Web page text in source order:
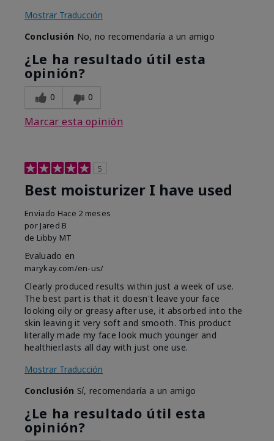
Mostrar Traducción
Conclusión No, no recomendaría a un amigo
¿Le ha resultado útil esta
opinión?
0 0
Marcar esta opinión
5
Best moisturizer I have used
Enviado Hace 2 meses
por Jared B
de Libby MT
Evaluado en
marykay.com/en-us/
Clearly produced results within just a week of use.
The best part is that it doesn't leave your face
looking oily or greasy after use, it absorbed into the
skin leaving it very soft and smooth. This product
literally made my face look much younger and
healthier.lasts all day with just one use.
Mostrar Traducción
Conclusión Sí, recomendaría a un amigo
¿Le ha resultado útil esta
opinión?